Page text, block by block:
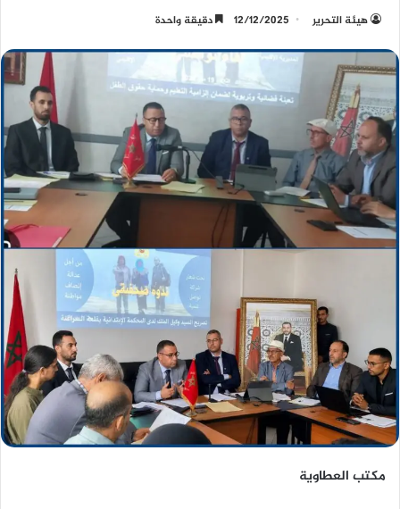
هيئة التحرير 12/12/2025 دقيقة واحدة
مكتب العطاوية